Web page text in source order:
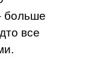
больше
все